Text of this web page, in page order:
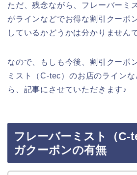
ただ、残念ながら、フレーバーミ
がラインなどでお得な割引クーポ
しているかどうかは分かりません
なので、もしも今後、割引クーポ
ミスト（C-tec）のお店のライン
ら、記事にさせていただきます♪
フレーバーミスト（C-
ガクーポンの有無